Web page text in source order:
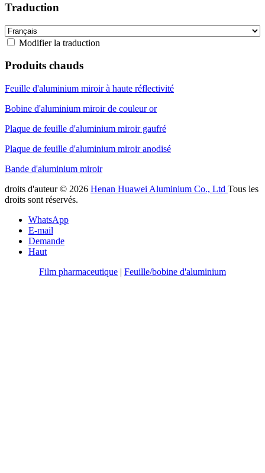
Traduction
Modifier la traduction
Produits chauds
Feuille d'aluminium miroir à haute réflectivité
Bobine d'aluminium miroir de couleur or
Plaque de feuille d'aluminium miroir gaufré
Plaque de feuille d'aluminium miroir anodisé
Bande d'aluminium miroir
droits d'auteur © 2026 Henan Huawei Aluminium Co., Ltd Tous les
droits sont réservés.
WhatsApp
E-mail
Demande
Haut
Film pharmaceutique | Feuille/bobine d'aluminium